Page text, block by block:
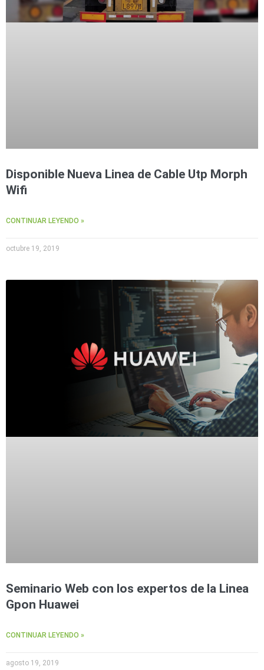
Cams
(Portátiles)Cámaras
Disponible Nueva Linea de Cable Utp Morph
Wifi
CONTINUAR LEYENDO »
octubre 19, 2019
Seminario Web con los expertos de la Linea
Gpon Huawei
CONTINUAR LEYENDO »
agosto 19, 2019